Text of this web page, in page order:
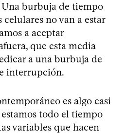
burbuja de tiempo
no van a estar
a aceptar
que esta media
a una burbuja de
interrupción.
es algo casi
todo el tiempo
variables que hacen